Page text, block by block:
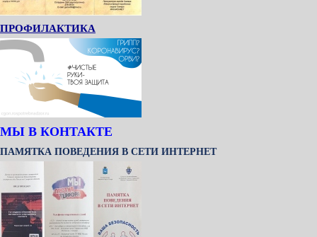
ПРОФИЛАКТИКА
МЫ В КОНТАКТЕ
ПАМЯТКА ПОВЕДЕНИЯ В СЕТИ ИНТЕРНЕТ